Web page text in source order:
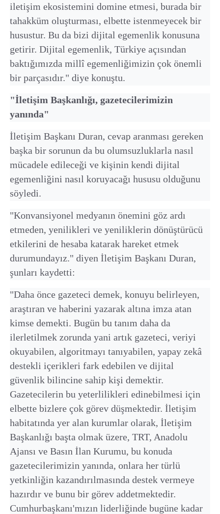
iletişim ekosistemini domine etmesi, burada bir
tahakküm oluşturması, elbette istenmeyecek bir
husustur. Bu da bizi dijital egemenlik konusuna
getirir. Dijital egemenlik, Türkiye açısından
baktığımızda millî egemenliğimizin çok önemli
bir parçasıdır." diye konuştu.
⁠"İletişim Başkanlığı, gazetecilerimizin
yanında"
İletişim Başkanı Duran, cevap aranması gereken
başka bir sorunun da bu olumsuzluklarla nasıl
mücadele edileceği ve kişinin kendi dijital
egemenliğini nasıl koruyacağı hususu olduğunu
söyledi.
"Konvansiyonel medyanın önemini göz ardı
etmeden, yenilikleri ve yeniliklerin dönüştürücü
etkilerini de hesaba katarak hareket etmek
durumundayız." diyen İletişim Başkanı Duran,
şunları kaydetti:
"Daha önce gazeteci demek, konuyu belirleyen,
araştıran ve haberini yazarak altına imza atan
kimse demekti. Bugün bu tanım daha da
ilerletilmek zorunda yani artık gazeteci, veriyi
okuyabilen, algoritmayı tanıyabilen, yapay zekâ
destekli içerikleri fark edebilen ve dijital
güvenlik bilincine sahip kişi demektir.
Gazetecilerin bu yeterlilikleri edinebilmesi için
elbette bizlere çok görev düşmektedir. İletişim
habitatında yer alan kurumlar olarak, İletişim
Başkanlığı başta olmak üzere, TRT, Anadolu
Ajansı ve Basın İlan Kurumu, bu konuda
gazetecilerimizin yanında, onlara her türlü
yetkinliğin kazandırılmasında destek vermeye
hazırdır ve bunu bir görev addetmektedir.
Cumhurbaşkanı'mızın liderliğinde bugüne kadar